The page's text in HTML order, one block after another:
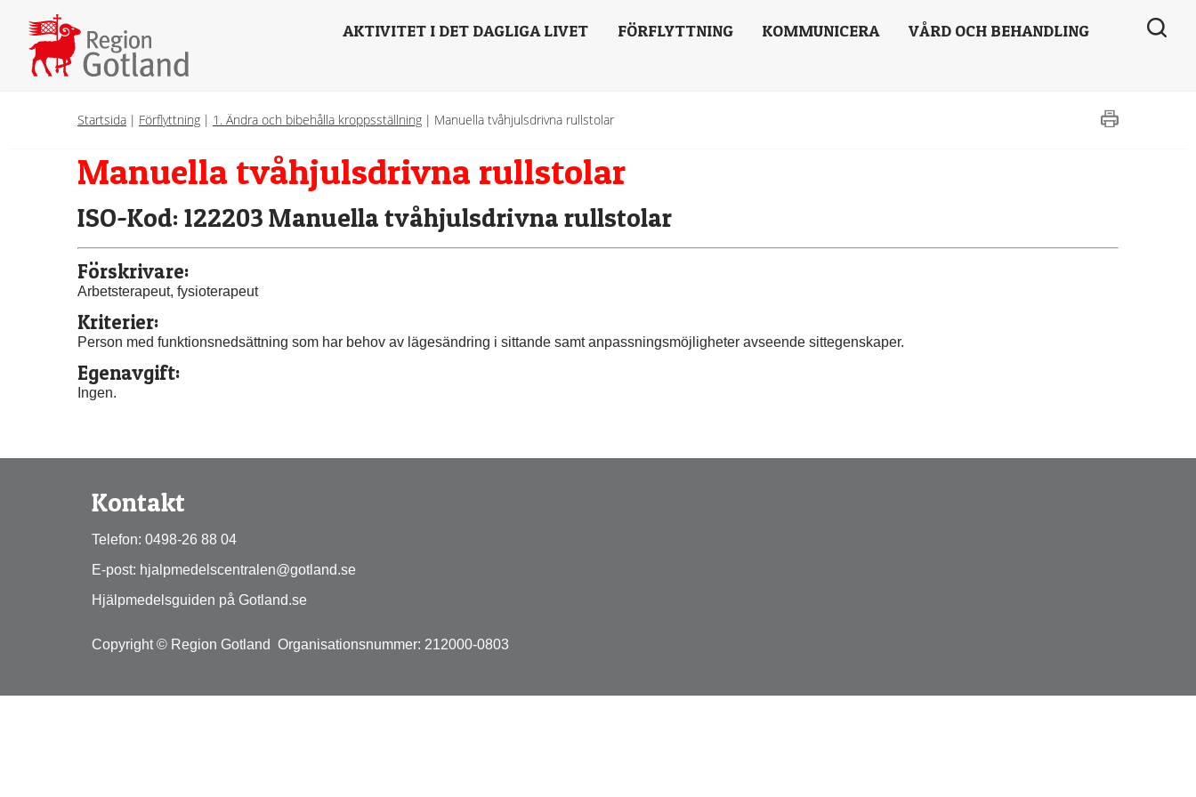
AKTIVITET I DET DAGLIGA LIVET FÖRFLYTTNING KOMMUNICERA VÅRD OCH BEHANDLING
Startsida | Förflyttning | 1. Ändra och bibehålla kroppsställning | Manuella tvåhjulsdrivna rullstolar
Manuella tvåhjulsdrivna rullstolar
ISO-Kod: 122203 Manuella tvåhjulsdrivna rullstolar
Förskrivare:
Arbetsterapeut, fysioterapeut
Kriterier:
Person med funktionsnedsättning som har behov av lägesändring i sittande samt anpassningsmöjligheter avseende sittegenskaper.
Egenavgift:
Ingen.
Kontakt
Telefon: 0498-26 88 04
E-post: hjalpmedelscentralen@gotland.se
Hjälpmedelsguiden på Gotland.se
Copyright © Region Gotland  Organisationsnummer: 212000-0803